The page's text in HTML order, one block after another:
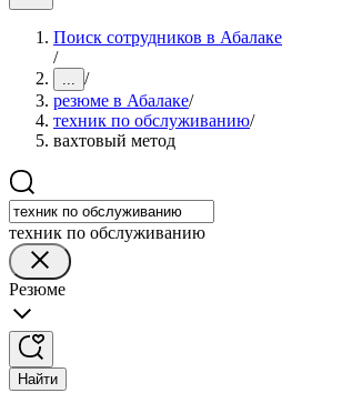
Поиск сотрудников в Абалаке
/
... /
резюме в Абалаке/
техник по обслуживанию/
вахтовый метод
техник по обслуживанию
Резюме
Найти